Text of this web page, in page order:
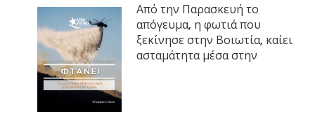
Από την Παρασκευή το
απόγευμα, η φωτιά που
ξεκίνησε στην Βοιωτία, καίει
ασταμάτητα μέσα στην